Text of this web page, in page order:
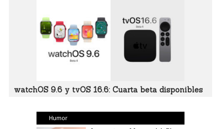
watchOS 9.6 y tvOS 16.6: Cuarta beta disponibles
Humor